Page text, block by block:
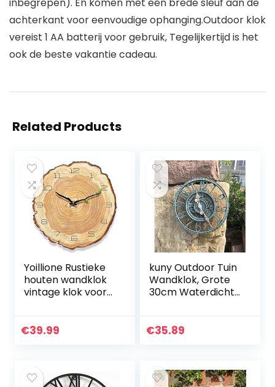
inbegrepen). En komen met een brede sleuf aan de
achterkant voor eenvoudige ophanging.Outdoor klok
vereist 1 AA batterij voor gebruik, Tegelijkertijd is het
ook de beste vakantie cadeau.
Related Products
Yoillione Rustieke
houten wandklok
vintage klok voor
keukenklokken
€39.99
kuny Outdoor Tuin
Wandklok, Grote
30cm Waterdichte
Holle Gear Vintage
€35.89